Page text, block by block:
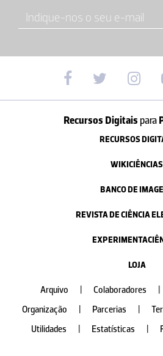
Recursos Digitais para
RECURSOS
WIKICIÊNCIAS
BANCO DE
REVISTA DE CIÊNCIA
LOJA
Arquivo Colaboradores
Organização
Parcerias
Utilidades
Estatísticas